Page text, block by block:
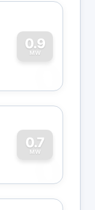
0.9
MW
0
0.7
MW
0